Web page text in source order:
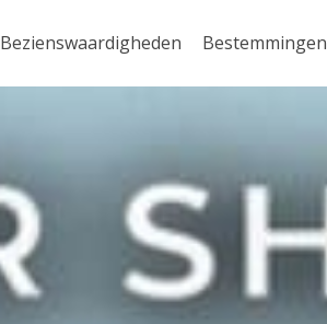
Bezienswaardigheden Bestemmingen